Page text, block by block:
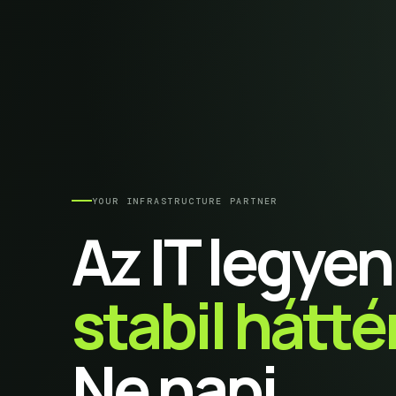
YOUR INFRASTRUCTURE PARTNER
Az IT legyen
stabil